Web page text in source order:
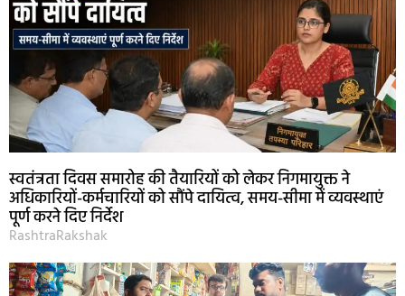
स्वतंत्रता दिवस समारोह की तैयारियों को लेकर निगमायुक्त ने
अधिकारियों-कर्मचारियों को सौंपे दायित्व, समय-सीमा में व्यवस्थाएं
पूर्ण करने दिए निर्देश
RashtraRakshak